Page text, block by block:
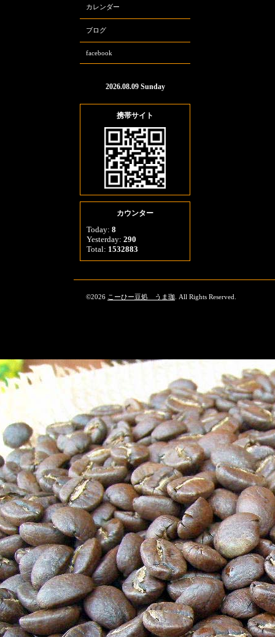
カレンダー
ブログ
facebook
2026.08.09 Sunday
携帯サイト
カウンター
Today: 8
Yesterday: 290
Total: 1532883
©2026 こーひー豆処 うま珈 . All Rights Reserved.